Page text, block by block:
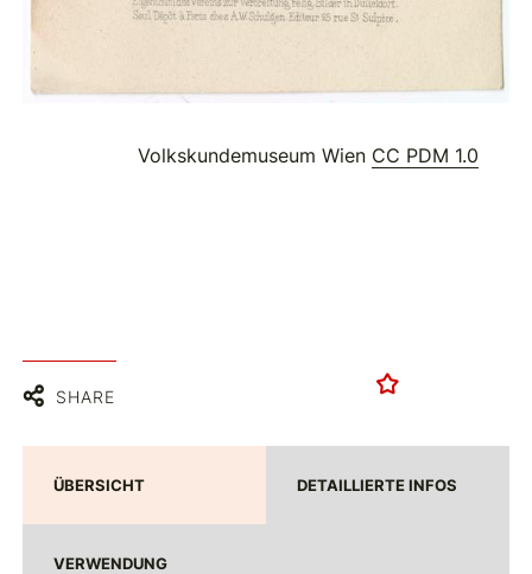
Volkskundemuseum Wien CC PDM 1.0
SHARE
ÜBERSICHT DETAILLIERTE INFOS
VERWENDUNG